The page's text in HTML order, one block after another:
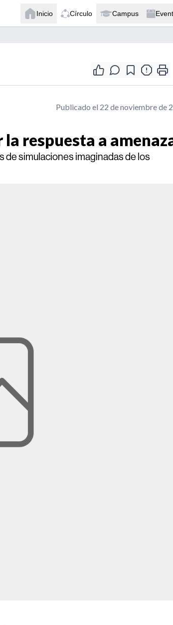
Inicio Círculo Campus
Publicado el 22 de noviembre de
respuesta a
de simulaciones imaginadas de los